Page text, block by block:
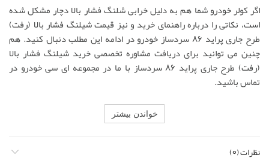
اگر کولر خودرو شما هم به دلیل خرابی شلنگ فشار بالا دچار مشکل شده
است، نکاتی را درباره راهنمای خرید و نیز قیمت شیلنگ فشار بالا (رفت)
طرح جاری پراید 86 سردساز خودرو در ادامه این مطلب دنبال کنید. هم
چنین می توانید برای دریافت مشاوره تخصصی خرید شیلنگ فشار بالا
(رفت) طرح جاری پراید 86 سردساز با ما در مجموعه ای سی خودرو در
تماس باشید.
خواندن بیشتر
نظرات (0)